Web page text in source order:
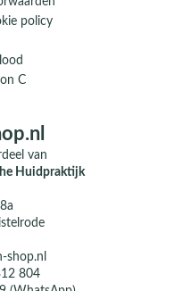
policy
C
van
Huidpraktijk
shop.nl
804